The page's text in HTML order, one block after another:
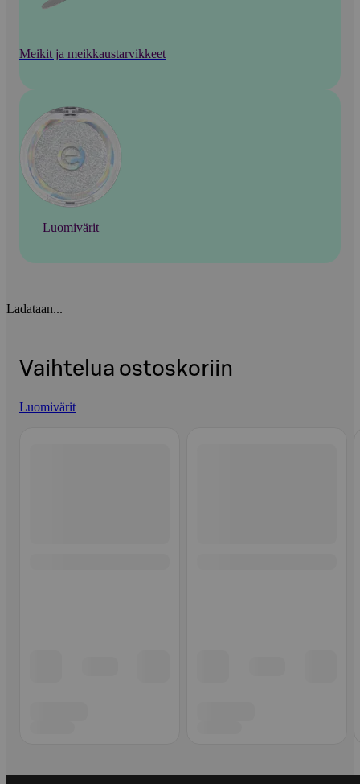
Meikit ja meikkaustarvikkeet
Luomivärit
Ladataan...
Vaihtelua ostoskoriin
Luomivärit